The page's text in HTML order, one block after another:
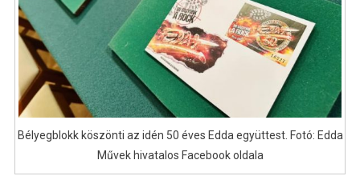
Bélyegblokk köszönti az idén 50 éves Edda együttest. Fotó: Edda
Művek hivatalos Facebook oldala